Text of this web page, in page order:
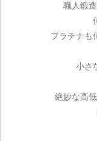
職人鍛
プラチナも
小さ
絶妙な高